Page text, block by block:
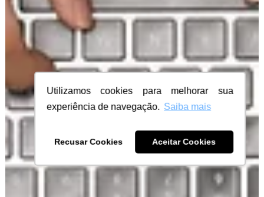
Utilizamos cookies para melhorar sua
experiência de navegação. Saiba mais
Recusar Cookies Aceitar Cookies